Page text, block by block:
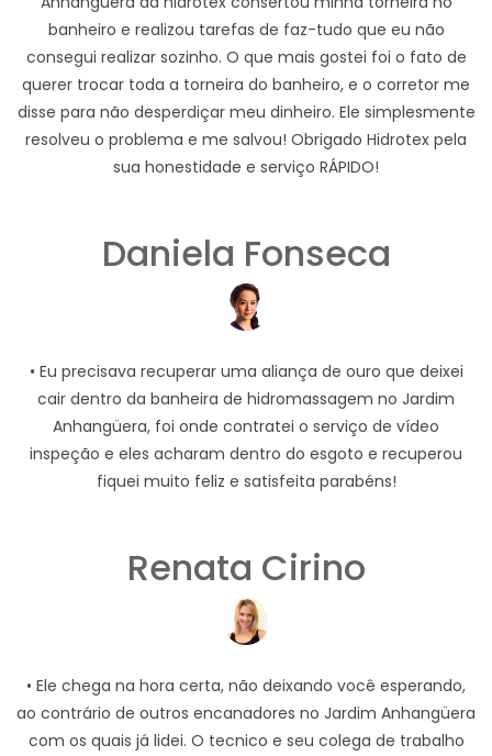
banheiro e realizou tarefas de faz-tudo que eu não
consegui realizar sozinho. O que mais gostei foi o fato de
querer trocar toda a torneira do banheiro, e o corretor me
disse para não desperdiçar meu dinheiro. Ele simplesmente
resolveu o problema e me salvou! Obrigado Hidrotex pela
sua honestidade e serviço RÁPIDO!
Daniela Fonseca
• Eu precisava recuperar uma aliança de ouro que deixei
cair dentro da banheira de hidromassagem no Jardim
Anhangüera, foi onde contratei o serviço de vídeo
inspeção e eles acharam dentro do esgoto e recuperou
fiquei muito feliz e satisfeita parabéns!
Renata Cirino
• Ele chega na hora certa, não deixando você esperando,
ao contrário de outros encanadores no Jardim Anhangüera
com os quais já lidei. O tecnico e seu colega de trabalho